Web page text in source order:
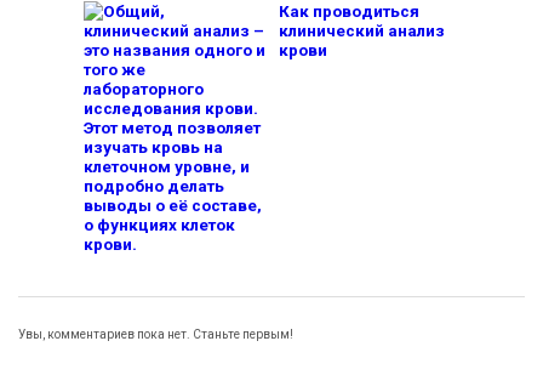
Как проводиться
клинический анализ
крови
Увы, комментариев пока нет. Станьте первым!